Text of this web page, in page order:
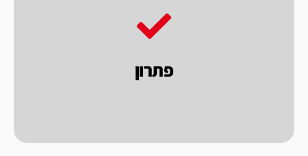
פתרון
לבחון את הרכישה בראיה כוללת של פתרון.
ומאפשרים לך הלקוח לקבל את התוצאה